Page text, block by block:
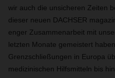
wir auch die unsicheren Zeiten
dieser neuen DACHSER
enger Zusammenarbeit mit
letzten Monate gemeistert
Grenzschließungen in Europa
medizinischen Hilfsmitteln bis